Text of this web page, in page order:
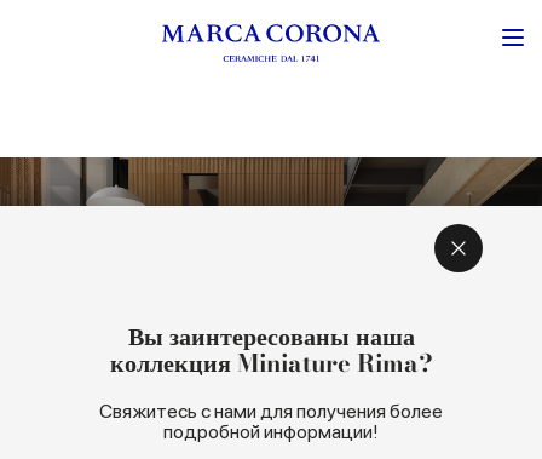
Вы заинтересованы наша
коллекция Miniature Rima?
Свяжитесь с нами для получения более
подробной информации!